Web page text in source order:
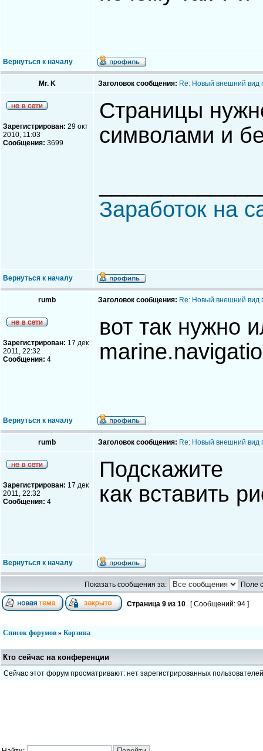
Вернуться к началу
Mr. K Заголовок сообщения: Re: Новый внешний вид
Зарегистрирован: 29 окт
2010, 11:03
Сообщения: 3699
Страницы
символами и
Заработок на
Вернуться к началу
rumb Заголовок сообщения: Re: Новый внешний вид
Зарегистрирован: 17 дек
2011, 22:32
Сообщения: 4
вот так нужно
Вернуться к началу
rumb Заголовок сообщения: Re: Новый внешний вид
Зарегистрирован: 17 дек
2011, 22:32
Сообщения: 4
Подскажите
как вставить
Вернуться к началу
Показать сообщения за: Поле
Страница 9 из 10 [ Сообщений: 94 ]
Список форумов » Корзина
Кто сейчас на конференции
Сейчас этот форум просматривают: нет зарегистрированных пользователей